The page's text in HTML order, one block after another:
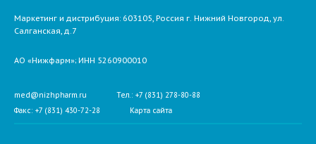
Маркетинг и дистрибуция: 603105, Россия г. Нижний Новгород, ул.
Салганская, д.7
АО «Нижфарм»; ИНН 5260900010
med@nizhpharm.ru
Тел.: +7 (831) 278-80-88
Факс: +7 (831) 430-72-28
Карта сайта